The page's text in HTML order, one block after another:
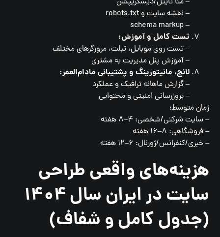
– نقشه سایت و robots.txt
– schema markup
تست کامل و آموزش:
– تست روی موبایل، تبلت، مرورگرهای مختلف
– آموزش پنل مدیریت به مشتری
لانچ، مانیتورینگ و پشتیبانی مادام‌العمر:
– گزارش ماهانه ترافیک و عملکرد
– بروزرسانی امنیتی و محتوایی
زمان متوسط:
– سایت شرکتی/شخصی: ۴–۸ هفته
– فروشگاهی: ۸–۱۶ هفته
– خبری/کنفرانس/ژورنال: ۶–۱۲ هفته
هزینه‌های واقعی طراحی
سایت در ایران سال ۱۴۰۴
(جدول کامل و شفاف)